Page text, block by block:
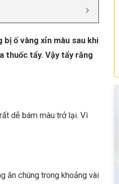
ố vàng xỉn màu sau khi
thuốc tẩy. Vậy tẩy răng
dễ bám màu trở lại. Vì
ăn chúng trong khoảng vài